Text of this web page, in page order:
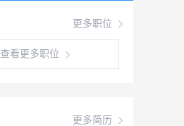
更多职位
查看更多职位
更多简历